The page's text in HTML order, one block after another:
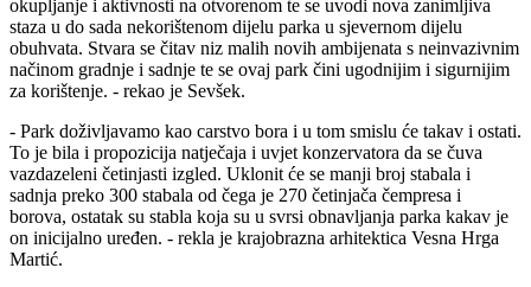
okupljanje i aktivnosti na otvorenom te se uvodi nova zanimljiva
staza u do sada nekorištenom dijelu parka u sjevernom dijelu
obuhvata. Stvara se čitav niz malih novih ambijenata s neinvazivnim
načinom gradnje i sadnje te se ovaj park čini ugodnijim i sigurnijim
za korištenje. - rekao je Sevšek.
- Park doživljavamo kao carstvo bora i u tom smislu će takav i ostati.
To je bila i propozicija natječaja i uvjet konzervatora da se čuva
vazdazeleni četinjasti izgled. Uklonit će se manji broj stabala i
sadnja preko 300 stabala od čega je 270 četinjača čempresa i
borova, ostatak su stabla koja su u svrsi obnavljanja parka kakav je
on inicijalno uređen. - rekla je krajobrazna arhitektica Vesna Hrga
Martić.